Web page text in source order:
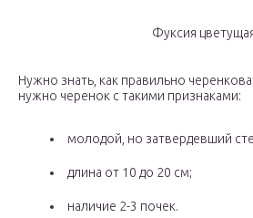
Фуксия
Нужно знать, как правильно
нужно черенок с такими признаками:
молодой, но затвердевший
длина от 10 до 20 см;
наличие 2-3 почек.